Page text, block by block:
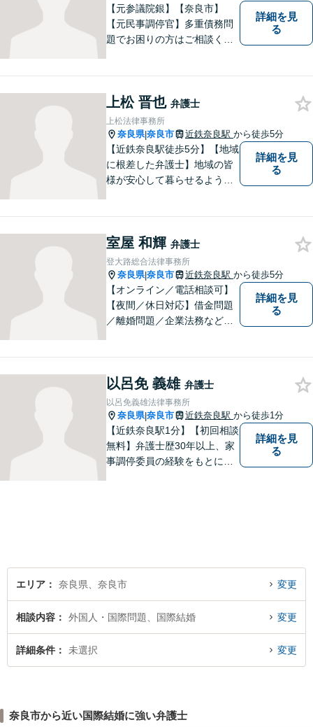
【元参議院銀】【奈良市】
【元民事調停官】多重債務問
題でお困りの方はご相談くだ
たら、一度ご相談ください。
詳細を見
る
上松 晋也 弁護士
上松法律事務所
奈良県|奈良市 近鉄奈良駅 から徒歩5分
【近鉄奈良駅徒歩5分】【地域
に根差した弁護士】地域の皆
様が安心して暮らせるように
対応します。【夜間／休日対
応可】法律トラブルでお悩み
の方は、お気軽にご相談くだ
さい。
詳細を見
る
室屋 和輝 弁護士
登大路総合法律事務所
奈良県|奈良市 近鉄奈良駅 から徒歩5分
【オンライン／電話相談可】
【夜間／休日対応】借金問題
／離婚問題／企業法務など幅
さまに安心を与えることを目
指します。【地域に根差した
弁護士】まずはお気軽にご相
談ください。
詳細を見
る
以呂免 義雄 弁護士
以呂免義雄法律事務所
奈良県|奈良市 近鉄奈良駅 から徒歩1分
【近鉄奈良駅1分】【初回相談
無料】弁護士歴30年以上、家
事調停委員の経験をもとに複
詳細を見
る
エリア 奈良県、奈良市 変更
相談内容 外国人・国際問題、国際結婚 変更
詳細条件 未選択 変更
奈良市から近い国際結婚に強い弁護士